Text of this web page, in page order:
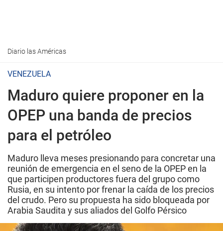
Diario las Américas
VENEZUELA
Maduro quiere proponer en la
OPEP una banda de precios
para el petróleo
Maduro lleva meses presionando para concretar una
reunión de emergencia en el seno de la OPEP en la
que participen productores fuera del grupo como
Rusia, en su intento por frenar la caída de los precios
del crudo. Pero su propuesta ha sido bloqueada por
Arabia Saudita y sus aliados del Golfo Pérsico